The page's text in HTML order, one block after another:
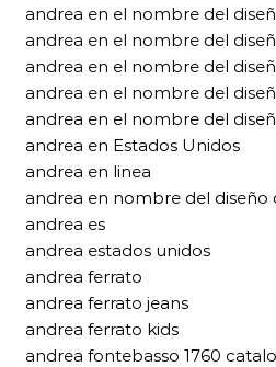
andrea en el nombre del
andrea en el nombre del
andrea en el nombre del
andrea en el nombre del
andrea en el nombre del
andrea en Estados Unidos
andrea en linea
andrea en nombre del diseño
andrea es
andrea estados unidos
andrea ferrato
andrea ferrato jeans
andrea ferrato kids
andrea fontebasso 1760